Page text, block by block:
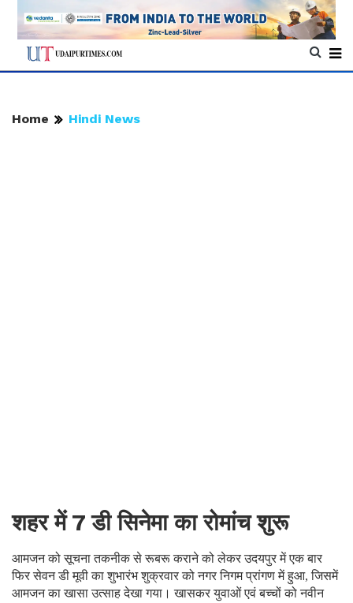
Home Hindi News
शहर में 7 डी सिनेमा का रोमांच शुरू
आमजन को सूचना तकनीक से रूबरू कराने को लेकर उदयपुर में एक बार
फिर सेवन डी मूवी का शुभारंभ शुक्रवार को नगर निगम प्रांगण में हुआ, जिसमें
आमजन का खासा उत्साह देखा गया। खासकर युवाओं एवं बच्चों को नवीन